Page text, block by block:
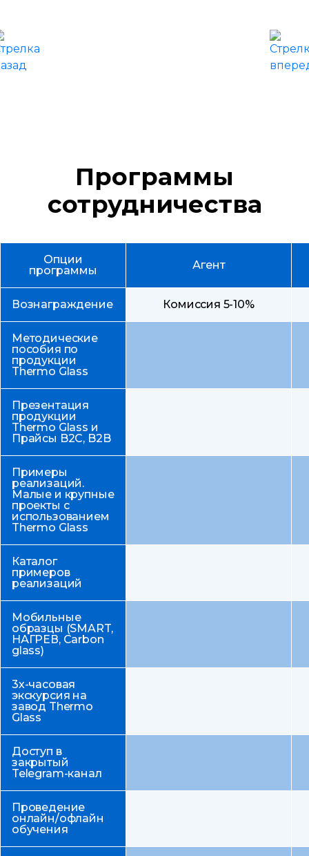
Программы
сотрудничества
Опции
программы
Агент
Вознаграждение Комиссия 5-10%
Методические
пособия по
продукции
Thermo Glass
Презентация
продукции
Thermo Glass и
Прайсы B2C, B2B
Примеры
реализаций.
Малые и крупные
проекты с
использованием
Thermo Glass
Каталог
примеров
реализаций
Мобильные
образцы (SMART,
НАГРЕВ, Carbon
glass)
3х-часовая
экскурсия на
завод Thermo
Glass
Доступ в
закрытый
Telegram-канал
Проведение
онлайн/офлайн
обучения